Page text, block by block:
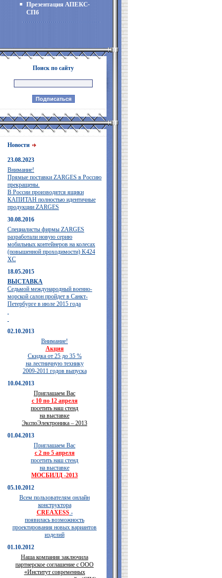
Презентация АПЕКС-
СПб
Поиск по сайту
Новости
23.08.2023
Внимание!
Прямые поставки ZARGES в Россию
прекращены.
В России производятся ящики
КАПИТАН полностью идентичные
продукции ZARGES
30.08.2016
Специалисты фирмы ZARGES
разработали новую серию
мобильных контейнеров на колесах
(повышенной проходимости) K424
XC
18.05.2015
ВЫСТАВКА
Седьмой международный военно-
морской салон пройдет в Санкт-
Петербурге в июле 2015 года
02.10.2013
Внимание!
Акция
Скидка от 25 до 35 %
на лестничную технику
2009-2011 годов выпуска
10.04.2013
Приглашаем Вас
с 10 по 12 апреля
посетить наш стенд
на выставке
ЭкспоЭлектроника – 2013
01.04.2013
Приглашаем Вас
с 2 по 5 апреля
посетить наш стенд
на выставке
МОСБИЛД -2013
05.10.2012
Всем пользователям онлайн
конструктора
CREAXESS-
появилась возможность
проектирования новых вариантов
изделий
01.10.2012
Наша компания заключила
партнерское соглашение с ООО
«Институт современных